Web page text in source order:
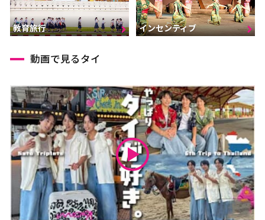
教育旅行 インセンティブ
動画で見るタイ